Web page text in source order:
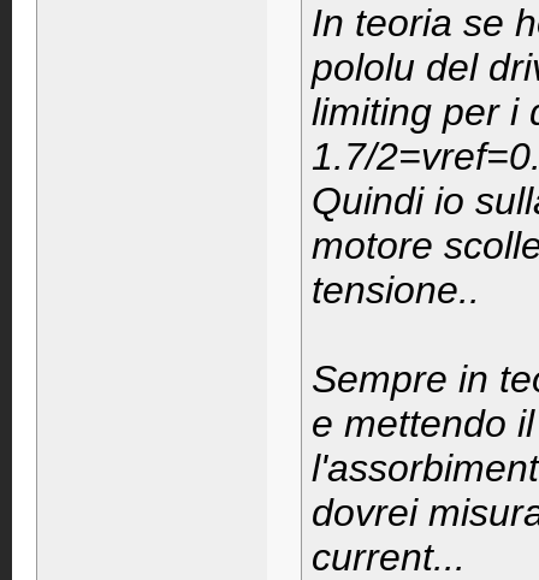
In teoria se
pololu del
limiting per i
1.7/
Quindi io
motore
tensione..
Sempre in
e mettendo
dovrei
current...